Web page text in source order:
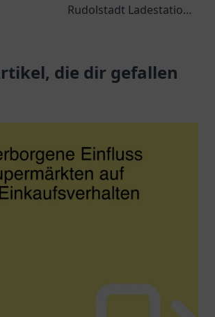
Rudolstadt Ladestation:
nachhaltige
Ladeoptionen in
die dir gefallen